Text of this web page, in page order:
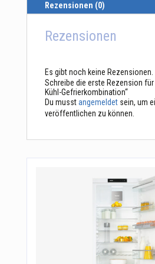
Rezensionen (0)
Rezensionen
Es gibt noch keine Rezensionen.
Schreibe die erste Rezension für
Kühl-Gefrierkombination“
Du musstangemeldetsein, um
veröffentlichen zu können.